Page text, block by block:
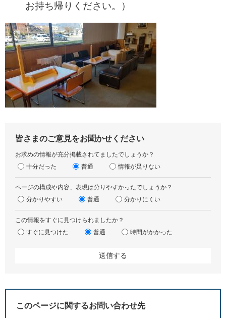
お持ち帰りください。）
皆さまのご意見をお聞かせください
お求めの情報が充分掲載されてましたでしょうか？
十分だった
普通 情報が足りない
ページの構成や内容、表現は分りやすかったでしょうか？
分かりやすい
普通 分かりにくい
この情報をすぐに見つけられましたか？
すぐに見つけた
普通 時間がかかった
このページに関するお問い合わせ先